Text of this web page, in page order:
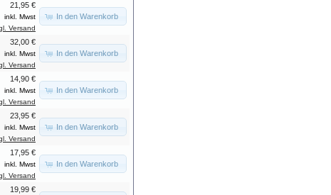
21,95 €
inkl. Mwst
Versand
In den Warenkorb
32,00 €
inkl. Mwst
Versand
In den Warenkorb
14,90 €
inkl. Mwst
Versand
In den Warenkorb
23,95 €
inkl. Mwst
Versand
In den Warenkorb
17,95 €
inkl. Mwst
Versand
In den Warenkorb
19,99 €